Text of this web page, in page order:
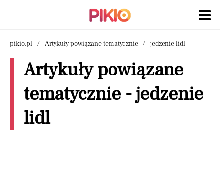
pikio.pl Artykuły powiązane tematycznie jedzenie lidl
Artykuły powiązane
tematycznie - jedzenie
lidl